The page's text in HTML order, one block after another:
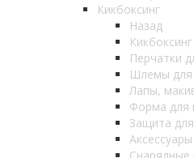
Кикбоксинг
Назад
Кикбоксинг
Перчатки
Шлемы для
Лапы,
Форма для
Защита
Снарядные